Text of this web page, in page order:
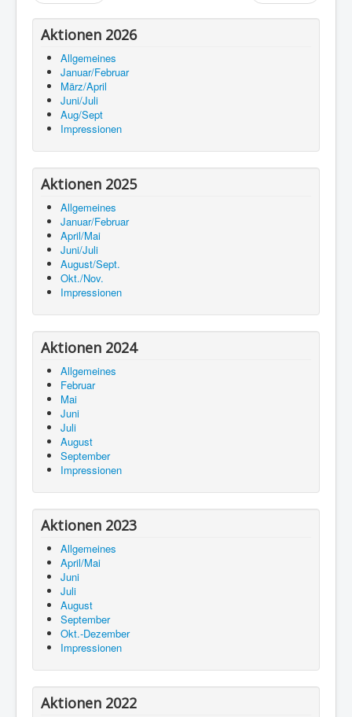
Aktionen 2026
Allgemeines
Januar/Februar
März/April
Juni/Juli
Aug/Sept
Impressionen
Aktionen 2025
Allgemeines
Januar/Februar
April/Mai
Juni/Juli
August/Sept.
Okt./Nov.
Impressionen
Aktionen 2024
Allgemeines
Februar
Mai
Juni
Juli
August
September
Impressionen
Aktionen 2023
Allgemeines
April/Mai
Juni
Juli
August
September
Okt.-Dezember
Impressionen
Aktionen 2022